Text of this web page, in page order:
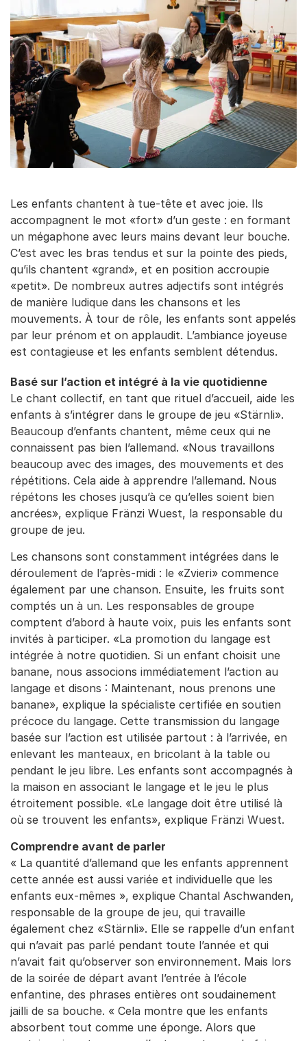
Les enfants chantent à tue-tête et avec joie. Ils
accompagnent le mot «fort» d’un geste : en formant
un mégaphone avec leurs mains devant leur bouche.
C’est avec les bras tendus et sur la pointe des pieds,
qu’ils chantent «grand», et en position accroupie
«petit». De nombreux autres adjectifs sont intégrés
de manière ludique dans les chansons et les
mouvements. À tour de rôle, les enfants sont appelés
par leur prénom et on applaudit. L’ambiance joyeuse
est contagieuse et les enfants semblent détendus.
Basé sur l’action et intégré à la vie quotidienne
Le chant collectif, en tant que rituel d’accueil, aide les
enfants à s’intégrer dans le groupe de jeu «Stärnli».
Beaucoup d’enfants chantent, même ceux qui ne
connaissent pas bien l’allemand. «Nous travaillons
beaucoup avec des images, des mouvements et des
répétitions. Cela aide à apprendre l’allemand. Nous
répétons les choses jusqu’à ce qu’elles soient bien
ancrées», explique Fränzi Wuest, la responsable du
groupe de jeu.
Les chansons sont constamment intégrées dans le
déroulement de l’après-midi : le «Zvieri» commence
également par une chanson. Ensuite, les fruits sont
comptés un à un. Les responsables de groupe
comptent d’abord à haute voix, puis les enfants sont
invités à participer. «La promotion du langage est
intégrée à notre quotidien. Si un enfant choisit une
banane, nous associons immédiatement l’action au
langage et disons : Maintenant, nous prenons une
banane», explique la spécialiste certifiée en soutien
précoce du langage. Cette transmission du langage
basée sur l’action est utilisée partout : à l’arrivée, en
enlevant les manteaux, en bricolant à la table ou
pendant le jeu libre. Les enfants sont accompagnés à
la maison en associant le langage et le jeu le plus
étroitement possible. «Le langage doit être utilisé là
où se trouvent les enfants», explique Fränzi Wuest.
Comprendre avant de parler
« La quantité d’allemand que les enfants apprennent
cette année est aussi variée et individuelle que les
enfants eux-mêmes », explique Chantal Aschwanden,
responsable de la groupe de jeu, qui travaille
également chez «Stärnli». Elle se rappelle d’un enfant
qui n’avait pas parlé pendant toute l’année et qui
n’avait fait qu’observer son environnement. Mais lors
de la soirée de départ avant l’entrée à l’école
enfantine, des phrases entières ont soudainement
jailli de sa bouche. « Cela montre que les enfants
absorbent tout comme une éponge. Alors que